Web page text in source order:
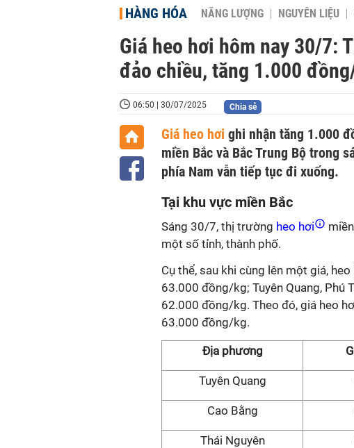
HÀNG HÓA NĂNG LƯỢNG NGUYÊN LIỆU
Giá heo hơi hôm nay 30/7:
đảo chiều, tăng 1.000
06:50 | 30/07/2025 Chia sẻ
Giá heo hơi ghi nhận tăng 1.000
miền Bắc và Bắc Trung Bộ trong
phía Nam vẫn tiếp tục đi xuống.
Tại khu vực miền Bắc
Sáng 30/7, thị trường heo hơi
một số tỉnh, thành phố.
Cụ thể, sau khi cùng lên một giá,
63.000 đồng/kg; Tuyên Quang, Phú
62.000 đồng/kg. Theo đó, giá heo
63.000 đồng/kg.
Địa phương
Tuyên Quang
Cao Bằng
Thái Nguyên